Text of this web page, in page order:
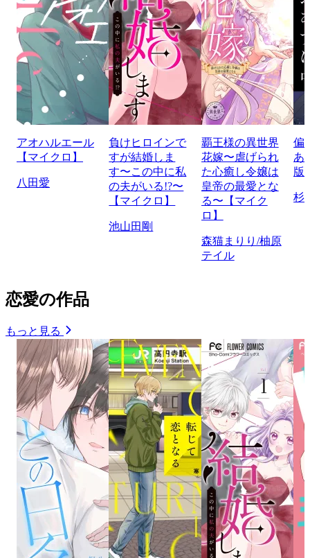
アオハルエール
【マイクロ】
八田愛
負けヒロインで
すが結婚しま
す〜この中に私
の夫がいる!?〜
【マイクロ】
池山田剛
覇王様の異世界
花嫁〜虐げられ
た心癒し令嬢は
皇帝の最愛とな
る〜【マイク
ロ】
森猫まりり/柚原
テイル
偏
あ
版
杉
恋愛の作品
もっと見る